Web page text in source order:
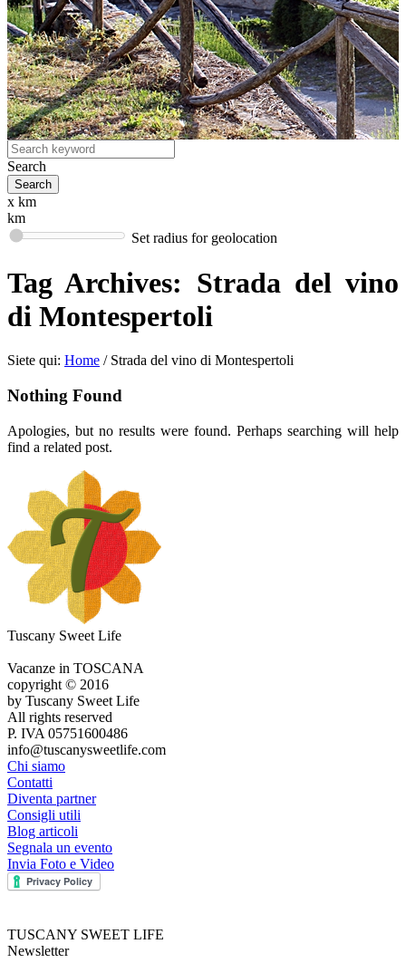
Search
x km
km
Set radius for geolocation
Tag Archives: Strada del vino
di Montespertoli
Siete qui: Home / Strada del vino di Montespertoli
Nothing Found
Apologies, but no results were found. Perhaps searching will help
find a related post.
Tuscany Sweet Life
Vacanze in TOSCANA
copyright © 2016
by Tuscany Sweet Life
All rights reserved
P. IVA 05751600486
info@tuscanysweetlife.com
Chi siamo
Contatti
Diventa partner
Consigli utili
Blog articoli
Segnala un evento
Invia Foto e Video
TUSCANY SWEET LIFE
Newsletter